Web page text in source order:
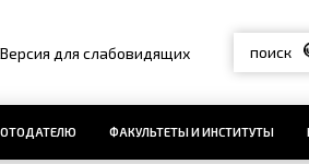
Версия для слабовидящих
ФАКУЛЬТЕТЫ И ИНСТИТУТЫ